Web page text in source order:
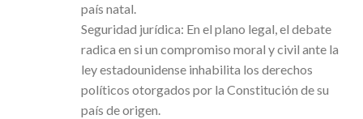
país natal.
Seguridad jurídica: En el plano legal, el debate
radica en si un compromiso moral y civil ante la
ley estadounidense inhabilita los derechos
políticos otorgados por la Constitución de su
país de origen.